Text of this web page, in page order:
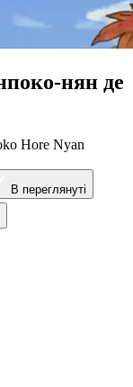
нян де
Hore Nyan
В переглянуті